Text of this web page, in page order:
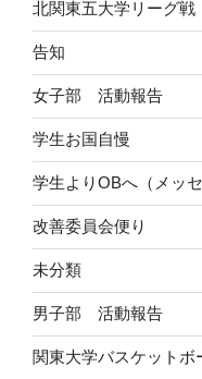
北関東五大学リーグ戦
告知
女子部 活動報告
学生お国自慢
学生よりOBへ（メッ
改善委員会便り
未分類
男子部 活動報告
関東大学バスケットボ